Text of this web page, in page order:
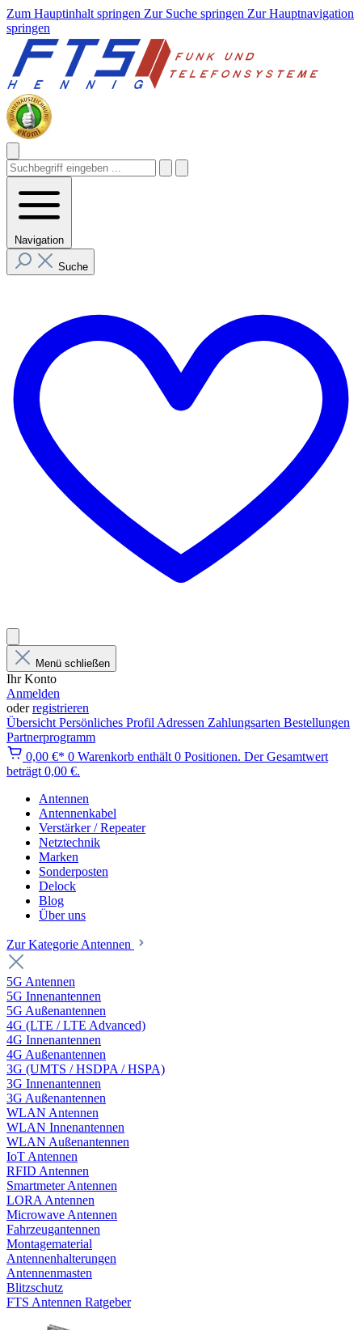
Zum Hauptinhalt springen Zur Suche springen Zur Hauptnavigation
springen
Navigation
Suche
Menü schließen
Ihr Konto
Anmelden
oderregistrieren
Übersicht Persönliches Profil Adressen Zahlungsarten Bestellungen
Partnerprogramm
0,00 €* 0 Warenkorb enthält 0 Positionen. Der Gesamtwert
beträgt 0,00 €.
Antennen
Antennenkabel
Verstärker / Repeater
Netztechnik
Marken
Sonderposten
Delock
Blog
Über uns
Zur Kategorie Antennen
5G Antennen
5G Innenantennen
5G Außenantennen
4G (LTE / LTE Advanced)
4G Innenantennen
4G Außenantennen
3G (UMTS / HSDPA / HSPA)
3G Innenantennen
3G Außenantennen
WLAN Antennen
WLAN Innenantennen
WLAN Außenantennen
IoT Antennen
RFID Antennen
Smartmeter Antennen
LORA Antennen
Microwave Antennen
Fahrzeugantennen
Montagematerial
Antennenhalterungen
Antennenmasten
Blitzschutz
FTS Antennen Ratgeber